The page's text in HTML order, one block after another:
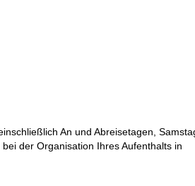
Spezialitäten in einem Restaurant eines
An und Abreisetagen,
der Organisation Ihres Aufenthalts in